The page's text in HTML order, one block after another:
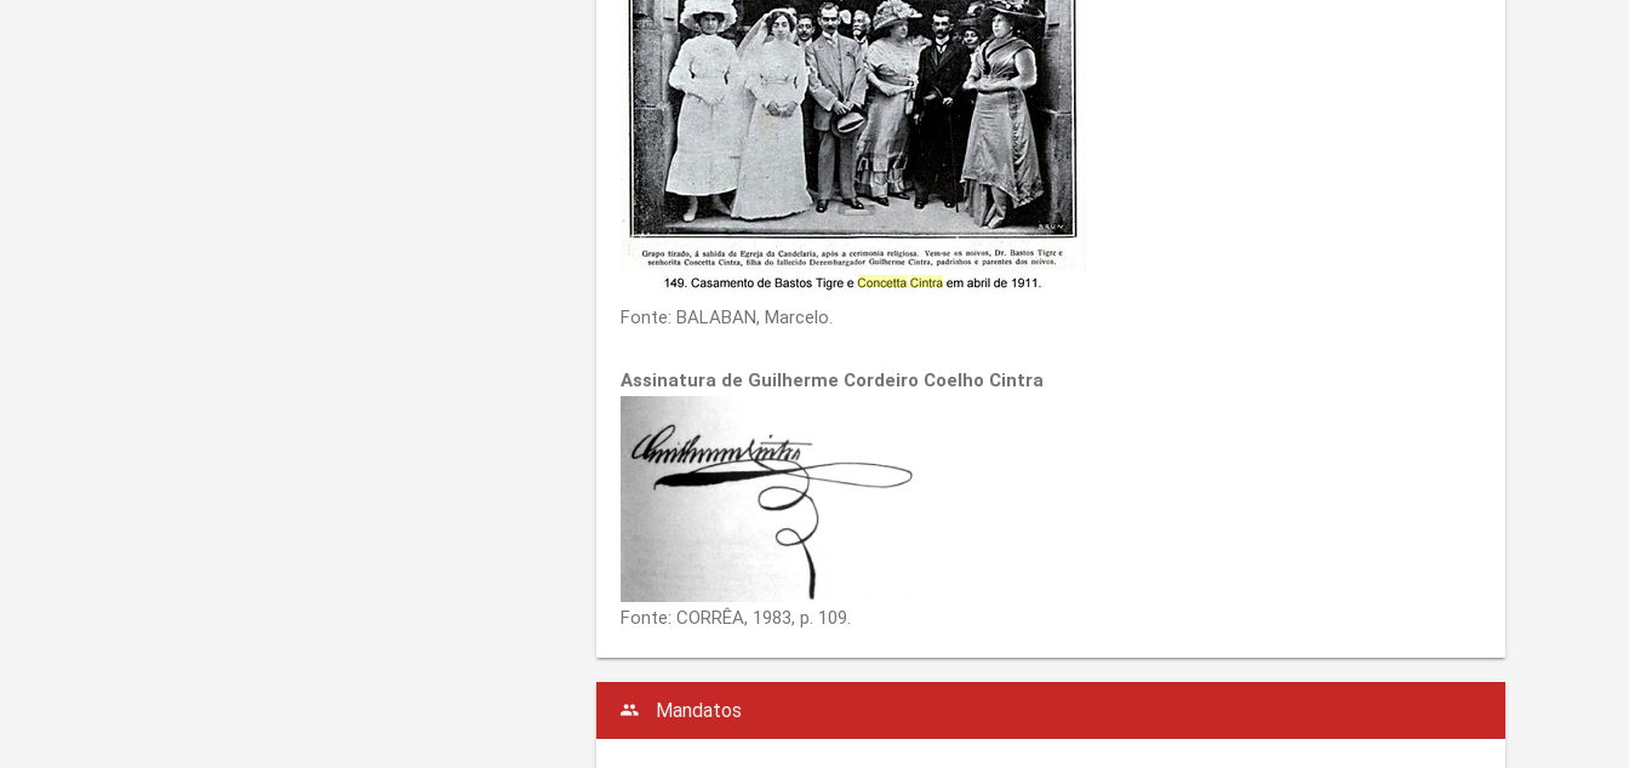
Fonte: BALABAN, Marcelo.
Assinatura de Guilherme Cordeiro Coelho Cintra
Fonte: CORRÊA, 1983, p. 109.
Mandatos